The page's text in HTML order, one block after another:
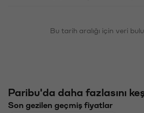
Bu tarih aralığı için veri
Paribu'da daha fazlasını
Son gezilen geçmiş fiyatlar